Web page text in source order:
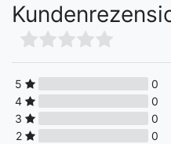
5
0
4
0
3
0
2
0